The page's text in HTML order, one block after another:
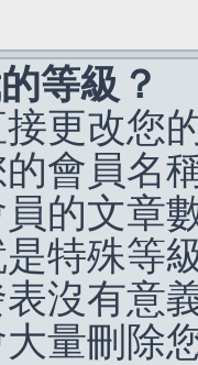
等級？
更改您
會員名
的文章
特殊等
沒有意
量刪除